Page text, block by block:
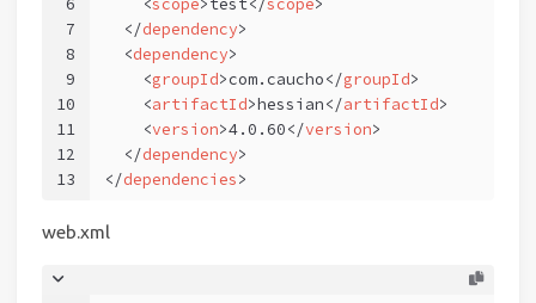
7
8
9
10
11
12
13
</dependency>
<dependency>
<groupId>com.caucho</groupId>
<artifactId>hessian</artifactId>
<version>4.0.60</version>
</dependency>
</dependencies>
web.xml